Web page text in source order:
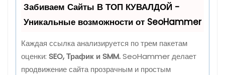
Забиваем Сайты В ТОП КУВАЛДОЙ -
Уникальные возможности от SeoHammer
Каждая ссылка анализируется по трем пакетам
оценки: SEO, Трафик и SMM.SeoHammer делает
продвижение сайта прозрачным и простым